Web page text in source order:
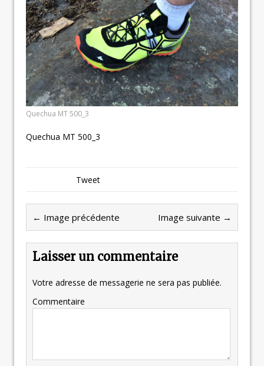
Quechua MT 500_3
Quechua MT 500_3
Tweet
← Image précédente Image suivante →
Laisser un commentaire
Votre adresse de messagerie ne sera pas publiée.
Commentaire